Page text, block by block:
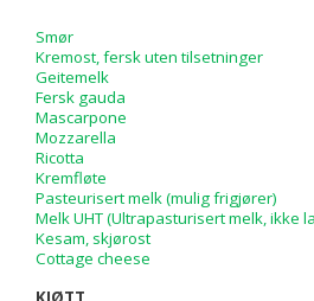
Smør
Kremost, fersk uten tilsetninger
Geitemelk
Fersk gauda
Mascarpone
Mozzarella
Ricotta
Kremfløte
Pasteurisert melk (mulig frigjører)
Melk UHT (Ultrapasturisert melk, ikke
Kesam, skjørost
Cottage cheese